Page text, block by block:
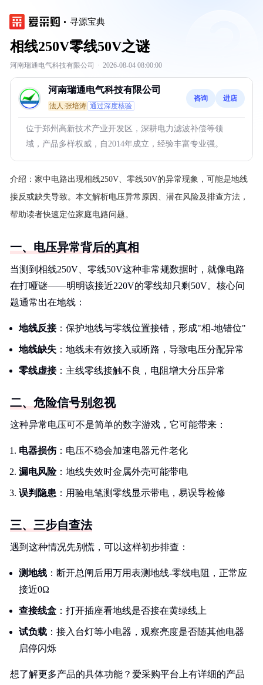
寻源宝典
相线250V零线50V之谜
河南瑞通电气科技有限公司 · 2026-08-04 08:00:00
河南瑞通电气科技有限公司
法人:张培涛 通过深度核验
咨询 进店
位于郑州高新技术产业开发区，深耕电力滤波补偿等领
域，产品多样权威，自2014年成立，经验丰富专业强。
介绍： 家中电路出现相线250V、零线50V的异常现象，可能是地线
接反或缺失导致。本文解析电压异常原因、潜在风险及排查方法，
帮助读者快速定位家庭电路问题。
一、电压异常背后的真相
当测到相线250V、零线50V这种非常规数据时，就像电路
在打哑谜——明明该接近220V的零线却只剩50V。核心问
题通常出在地线：
地线反接：保护地线与零线位置接错，形成"相-地错位"
地线缺失 ：地线未有效接入或断路，导致电压分配异常
零线虚接：主线零线接触不良，电阻增大分压异常
二、危险信号别忽视
这种异常电压可不是简单的数字游戏，它可能带来：
电器损伤：电压不稳会加速电器元件老化
漏电风险：地线失效时金属外壳可能带电
误判隐患 ：用验电笔测零线显示带电，易误导检修
三、三步自查法
遇到这种情况先别慌，可以这样初步排查：
测地线 ：断开总闸后用万用表测地线-零线电阻，正常应
接近0Ω
查接线盒 ：打开插座看地线是否接在黄绿线上
试负载 ：接入台灯等小电器，观察亮度是否随其他电器
启停闪烁
想了解更多产品的具体功能？爱采购平台上有详细的产品